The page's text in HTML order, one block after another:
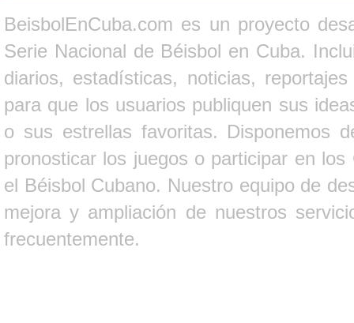
BeisbolEnCuba.com es un proyecto
Serie Nacional de Béisbol en Cuba.
diarios, estadísticas, noticias,
para que los usuarios publiquen sus
o sus estrellas favoritas. Disponemos
pronosticar los juegos o participar en
el Béisbol Cubano. Nuestro equipo de
mejora y ampliación de nuestros
frecuentemente.